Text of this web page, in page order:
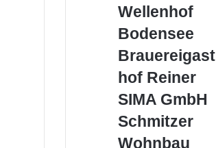
Wellenhof
Wellenhof
Bodensee
Brauereigasthof
Brauereigast
hof Reiner
SIMA
SIMA GmbH
Schmitzer
GmbH
Schmitzer
Wohnbau